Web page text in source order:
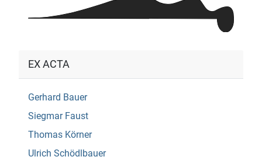
EX ACTA
Gerhard Bauer
Siegmar Faust
Thomas Körner
Ulrich Schödlbauer